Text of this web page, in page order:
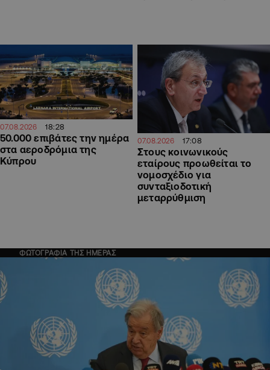
07.08.2026 18:28
50.000 επιβάτες την ημέρα
στα αεροδρόμια της
Κύπρου
07.08.2026 17:08
Στους κοινωνικούς
εταίρους προωθείται το
νομοσχέδιο για
συνταξιοδοτική
μεταρρύθμιση
ΦΩΤΟΓΡΑΦΙΑ ΤΗΣ ΗΜΕΡΑΣ